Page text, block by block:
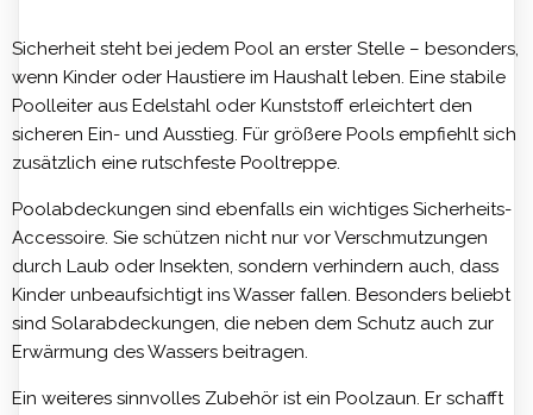
Sicherheit steht bei jedem Pool an erster Stelle – besonders,
wenn Kinder oder Haustiere im Haushalt leben. Eine stabile
Poolleiter aus Edelstahl oder Kunststoff erleichtert den
sicheren Ein- und Ausstieg. Für größere Pools empfiehlt sich
zusätzlich eine rutschfeste Pooltreppe.
Poolabdeckungen sind ebenfalls ein wichtiges Sicherheits-
Accessoire. Sie schützen nicht nur vor Verschmutzungen
durch Laub oder Insekten, sondern verhindern auch, dass
Kinder unbeaufsichtigt ins Wasser fallen. Besonders beliebt
sind Solarabdeckungen, die neben dem Schutz auch zur
Erwärmung des Wassers beitragen.
Ein weiteres sinnvolles Zubehör ist ein Poolzaun. Er schafft